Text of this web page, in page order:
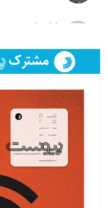
لیلا حنارود
فائزه فتحی رستمی
تحریریه
سروش کرمیان
تحریریه
مینا پاکدل